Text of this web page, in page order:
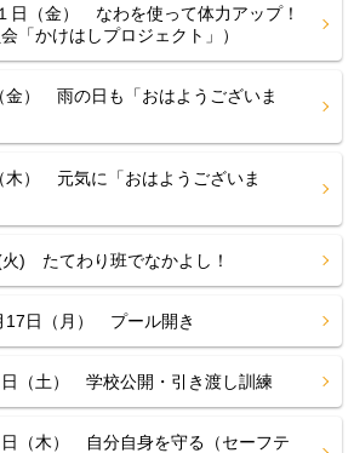
日（金） なわを使って体力アップ！
「かけはしプロジェクト」）
） 雨の日も「おはようございま
） 元気に「おはようございま
) たてわり班でなかよし！
日（月） プール開き
（土） 学校公開・引き渡し訓練
（木） 自分自身を守る（セーフテ